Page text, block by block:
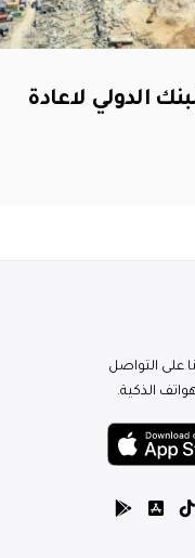
الدولي لاعادة
على التواصل
الذكية.